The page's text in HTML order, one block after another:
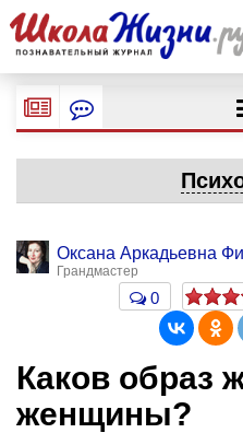
Оксана Аркадьевна
Грандмастер
0
Каков образ
женщины?